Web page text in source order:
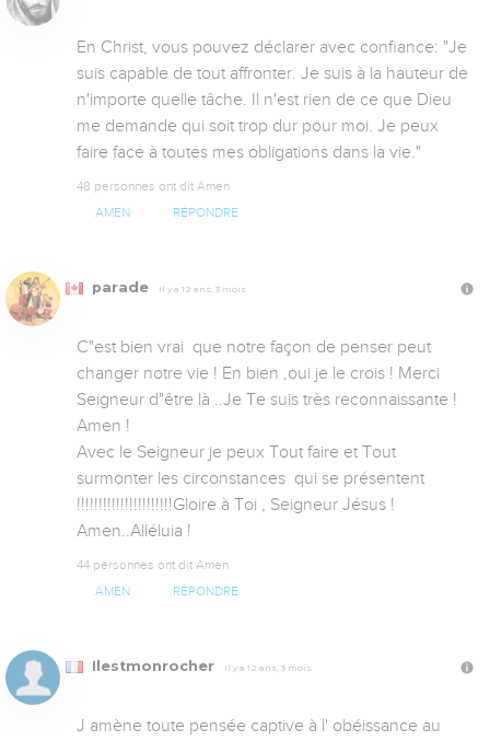
En Christ, vous pouvez déclarer avec confiance: "Je
suis capable de tout affronter. Je suis à la hauteur de
n'importe quelle tâche. Il n'est rien de ce que Dieu
me demande qui soit trop dur pour moi. Je peux
faire face à toutes mes obligations dans la vie."
48 personnes ont dit Amen
AMEN RÉPONDRE
parade Il y a 12 ans, 3 mois
C"est bien vrai  que notre façon de penser peut
changer notre vie ! En bien ,oui je le crois ! Merci
Seigneur d"être là ..Je Te suis très reconnaissante !
Amen !
Avec le Seigneur je peux Tout faire et Tout
surmonter les circonstances  qui se présentent
!!!!!!!!!!!!!!!!!!!!!!Gloire à Toi , Seigneur Jésus !
Amen..Alléluia !
44 personnes ont dit Amen
AMEN RÉPONDRE
Ilestmonrocher Il y a 12 ans, 3 mois
J amène toute pensée captive à l' obéissance au